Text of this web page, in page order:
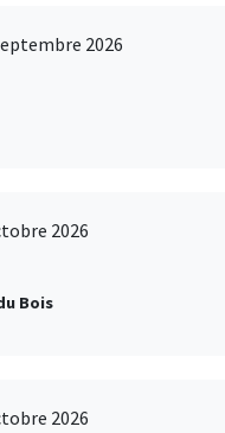
2026
2026
Bois
2026